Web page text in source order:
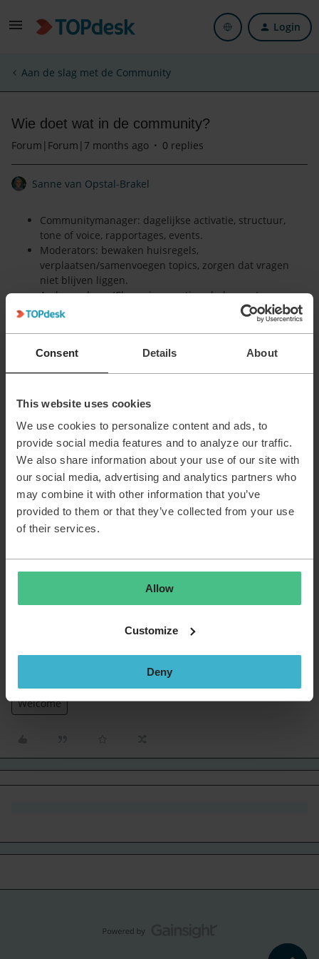
Consent Details About
This website uses cookies
We use cookies to personalize content and ads, to
provide social media features and to analyze our traffic.
We also share information about your use of our site with
our social media, advertising and analytics partners who
may combine it with other information that you’ve
provided to them or that they’ve collected from your use
of their services.
Allow
Customize
Deny
Login
Aan de slag met de Community
Wie doet wat in de community?
Forum|Forum|7 months ago 0 replies
Sanne van Opstal-Brakel
Communitymanager: dagelijkse activatie, structuur,
tone of voice, rapportages, events.
Moderators: bewaken huisregels,
verplaatsen/samenvoegen topics, zorgen dat vragen
niet blijven liggen.
Ambassadeurs/Champions: actieve leden met
regelmatige bijdragen; vaak privileges of early‑access.
Product-/Supportexperts: inhoudelijke vragen, koppelen
Inhoudelijk: post in de juiste categorie (experts lezen
Structuur: tag een moderator of community manager
Feedback op de community: meld je bij de community
manager.
Transparantie
Medewerkers en moderators zijn herkenbaar aan
Twijfel je? Vraag het openlijk in de thread—we helpen
graag.
Sanne van Opstal-Brakel, your TOPdesk Community Fairy
Welcome